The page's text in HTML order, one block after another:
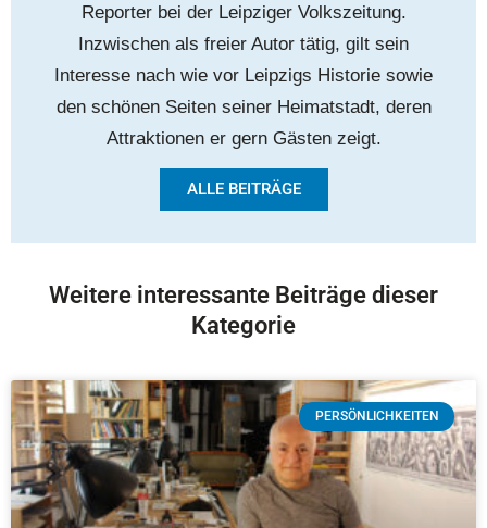
Reporter bei der Leipziger Volkszeitung.
Inzwischen als freier Autor tätig, gilt sein
Interesse nach wie vor Leipzigs Historie sowie
den schönen Seiten seiner Heimatstadt, deren
Attraktionen er gern Gästen zeigt.
ALLE BEITRÄGE
Weitere interessante Beiträge dieser
Kategorie
PERSÖNLICHKEITEN